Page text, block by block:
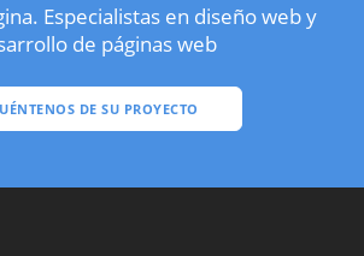
Especialistas en diseño web y
de páginas web
DE SU PROYECTO